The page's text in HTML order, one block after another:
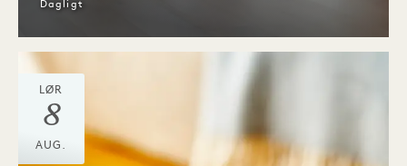
Dagligt
LØR
8
AUG.